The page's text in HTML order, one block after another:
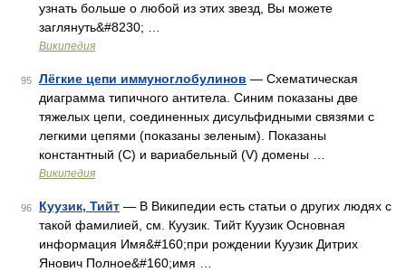
узнать больше о любой из этих звезд, Вы можете
заглянуть&#8230; …
Википедия
95 Лёгкие цепи иммуноглобулинов — Схематическая
диаграмма типичного антитела. Синим показаны две
тяжелых цепи, соединенных дисульфидными связями с
легкими цепями (показаны зеленым). Показаны
константный (C) и вариабельный (V) домены …
Википедия
96 Куузик, Тийт — В Википедии есть статьи о других людях с
такой фамилией, см. Куузик. Тийт Куузик Основная
информация Имя&#160;при рождении Куузик Дитрих
Янович Полное&#160;имя …